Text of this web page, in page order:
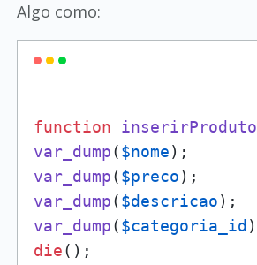
Algo como:
function inserirProduto
var_dump($nome
var_dump($preco
var_dump($descricao
var_dump($categoria_id
die();